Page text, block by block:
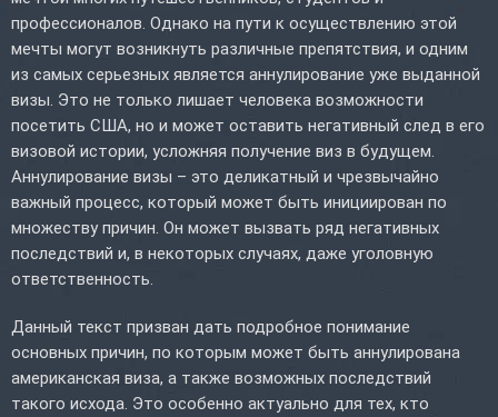
профессионалов. Однако на пути к осуществлению этой
мечты могут возникнуть различные препятствия, и одним
из самых серьезных является аннулирование уже выданной
визы. Это не только лишает человека возможности
посетить США, но и может оставить негативный след в его
визовой истории, усложняя получение виз в будущем.
Аннулирование визы – это деликатный и чрезвычайно
важный процесс, который может быть инициирован по
множеству причин. Он может вызвать ряд негативных
последствий и, в некоторых случаях, даже уголовную
ответственность.
Данный текст призван дать подробное понимание
основных причин, по которым может быть аннулирована
американская виза, а также возможных последствий
такого исхода. Это особенно актуально для тех, кто